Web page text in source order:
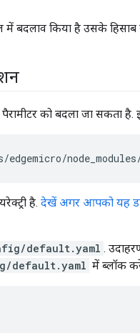
बदलाव किया है उसके हिसाब
को बदला जा सकता
/edgemicro/node_modules
है. देखें अगर आपको यह
default.yaml .
default.yaml में ब्लॉक